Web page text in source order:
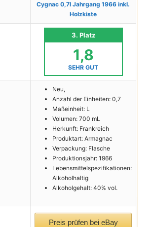
Cygnac 0,7l Jahrgang 1966 inkl.
Holzkiste
3. Platz
1,8
SEHR GUT
Neu,
Anzahl der Einheiten: 0,7
Maßeinheit: L
Volumen: 700 mL
Herkunft: Frankreich
Produktart: Armagnac
Verpackung: Flasche
Produktionsjahr: 1966
Lebensmittelspezifikationen:
Alkoholhaltig
Alkoholgehalt: 40% vol.
Preis prüfen bei eBay